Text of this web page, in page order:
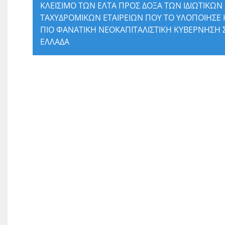
ΚΛΕΙΣΙΜΟ ΤΩΝ ΕΛΤΑ ΠΡΟΣ ΔΟΞΑ ΤΩΝ ΙΔΙΩΤΙΚΩΝ
ΤΑΧΥΔΡΟΜΙΚΩΝ ΕΤΑΙΡΕΙΩΝ ΠΟΥ ΤΟ ΥΛΟΠΟΙΗΣΕ
ΠΙΟ ΦΑΝΑΤΙΚΗ ΝΕΟΚΑΠΙΤΑΛΙΣΤΙΚΗ ΚΥΒΕΡΝΗΣΗ
ΕΛΛΑΔΑ